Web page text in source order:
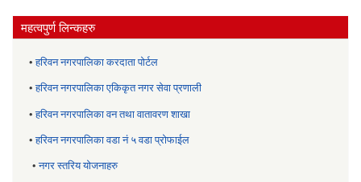
महत्वपुर्ण लिन्कहरु
•हरिवन नगरपालिका करदाता पोर्टल
•हरिवन नगरपालिका एकिकृत नगर सेवा प्रणाली
•हरिवन नगरपालिका वन तथा वातावरण शाखा
•हरिवन नगरपालिका वडा नं ५ वडा प्रोफाईल
•नगर स्तरिय याेजनाहरु